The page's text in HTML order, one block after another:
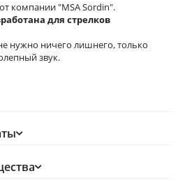
компании "MSA Sоrdin".
для стрелков
нужно ничего лишнего, только
звук.